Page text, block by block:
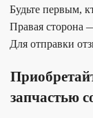
Будьте первым,
Правая сторона
Для отправки
запчастью